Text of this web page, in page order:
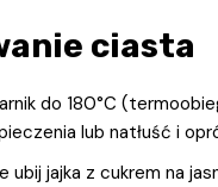
ciasta
do 180°C
lub natłuść i
ubij jajka z cukrem na